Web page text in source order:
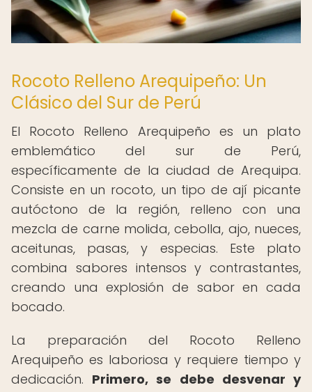
Rocoto Relleno Arequipeño: Un
Clásico del Sur de Perú
El Rocoto Relleno Arequipeño es un plato
emblemático del sur de Perú,
específicamente de la ciudad de Arequipa.
Consiste en un rocoto, un tipo de ají picante
autóctono de la región, relleno con una
mezcla de carne molida, cebolla, ajo, nueces,
aceitunas, pasas, y especias. Este plato
combina sabores intensos y contrastantes,
creando una explosión de sabor en cada
bocado.
La preparación del Rocoto Relleno
Arequipeño es laboriosa y requiere tiempo y
dedicación. Primero, se debe desvenar y